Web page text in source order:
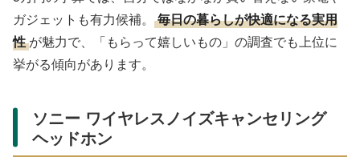
洗練された香りで男女問わず人気のフレグランス。主張が
強すぎず日常使いしやすいと評価されており、おしゃれに
気を遣う彼氏への贈り物に向いています。ボトルのデザイ
ジョー マローン ロンドン コロン